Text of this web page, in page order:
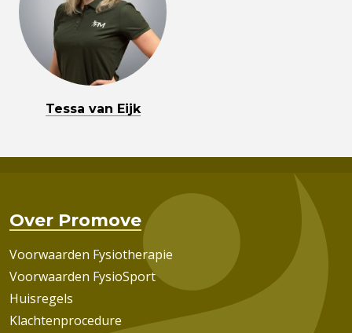
Tessa van Eijk
Over Promove
Voorwaarden Fysiotherapie
Voorwaarden FysioSport
Huisregels
Klachtenprocedure